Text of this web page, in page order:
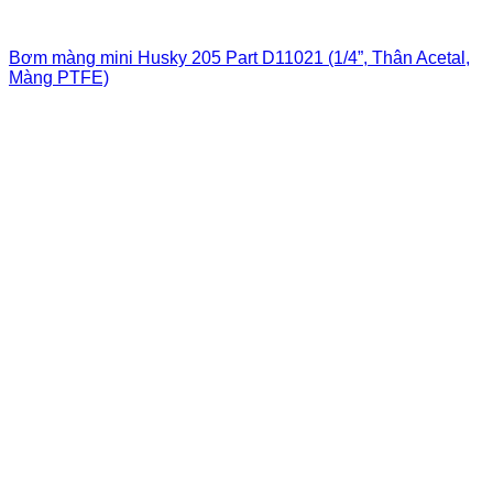
Bơm màng mini Husky 205 Part D11021 (1/4”, Thân Acetal,
Màng PTFE)